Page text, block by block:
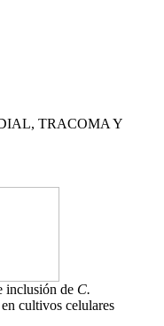
TRACOMA Y
inclusión de C.
en cultivos celulares